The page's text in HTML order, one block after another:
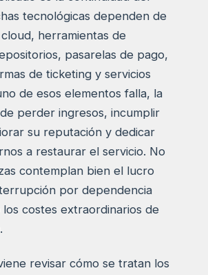
tecnológicas dependen de
herramientas de
pasarelas de pago,
de ticketing y servicios
de esos elementos falla, la
perder ingresos, incumplir
su reputación y dedicar
a restaurar el servicio. No
contemplan bien el lucro
por dependencia
costes extraordinarios de
revisar cómo se tratan los